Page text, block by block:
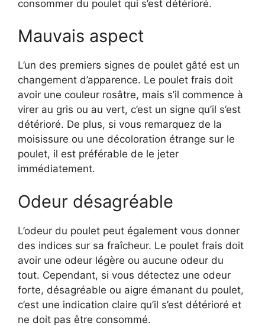
consommer du poulet qui s’est détérioré.
Mauvais aspect
L’un des premiers signes de poulet gâté est un
changement d’apparence. Le poulet frais doit
avoir une couleur rosâtre, mais s’il commence à
virer au gris ou au vert, c’est un signe qu’il s’est
détérioré. De plus, si vous remarquez de la
moisissure ou une décoloration étrange sur le
poulet, il est préférable de le jeter
immédiatement.
Odeur désagréable
L’odeur du poulet peut également vous donner
des indices sur sa fraîcheur. Le poulet frais doit
avoir une odeur légère ou aucune odeur du
tout. Cependant, si vous détectez une odeur
forte, désagréable ou aigre émanant du poulet,
c’est une indication claire qu’il s’est détérioré et
ne doit pas être consommé.